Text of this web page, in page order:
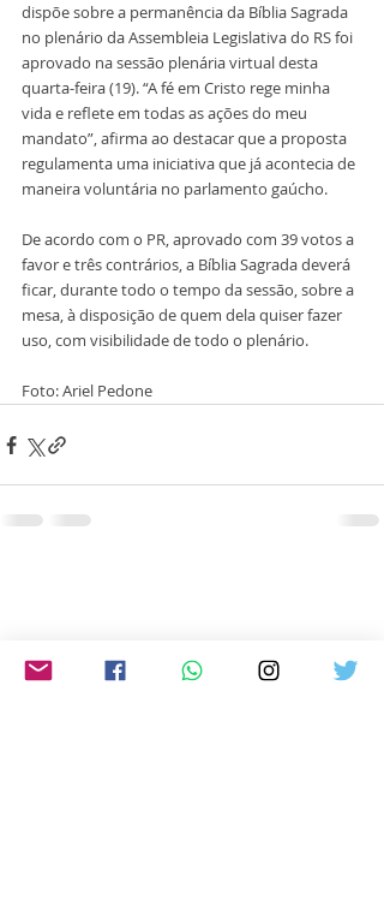
dispõe sobre a permanência da Bíblia Sagrada
no plenário da Assembleia Legislativa do RS foi
aprovado na sessão plenária virtual desta
quarta-feira (19). “A fé em Cristo rege minha
vida e reflete em todas as ações do meu
mandato”, afirma ao destacar que a proposta
regulamenta uma iniciativa que já acontecia de
maneira voluntária no parlamento gaúcho.
De acordo com o PR, aprovado com 39 votos a
favor e três contrários, a Bíblia Sagrada deverá
ficar, durante todo o tempo da sessão, sobre a
mesa, à disposição de quem dela quiser fazer
uso, com visibilidade de todo o plenário.
Foto: Ariel Pedone